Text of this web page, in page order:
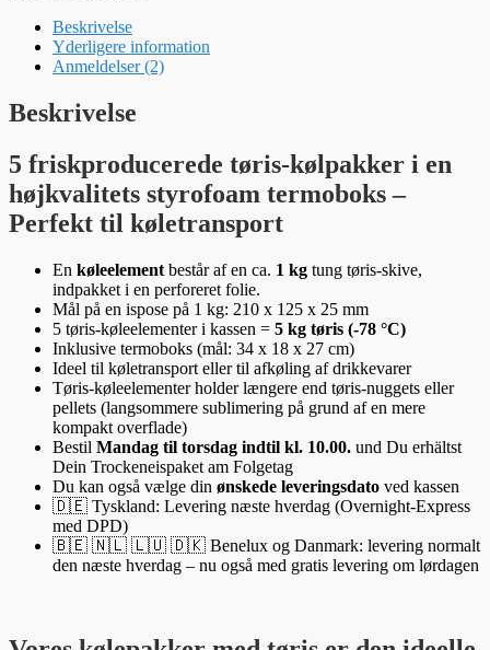
Beskrivelse
Yderligere information
Anmeldelser (2)
Beskrivelse
5 friskproducerede tøris-kølpakker i en
højkvalitets styrofoam termoboks –
Perfekt til køletransport
En køleelement består af en ca. 1 kg tung tøris-skive,
indpakket i en perforeret folie.
Mål på en ispose på 1 kg: 210 x 125 x 25 mm
5 tøris-køleelementer i kassen = 5 kg tøris (-78 °C)
Inklusive termoboks (mål: 34 x 18 x 27 cm)
Ideel til køletransport eller til afkøling af drikkevarer
Tøris-køleelementer holder længere end tøris-nuggets eller
pellets (langsommere sublimering på grund af en mere
kompakt overflade)
Bestil Mandag til torsdag indtil kl. 10.00. und Du erhältst
Dein Trockeneispaket am Folgetag
Du kan også vælge din ønskede leveringsdato ved kassen
🇩🇪 Tyskland: Levering næste hverdag (Overnight-Express
med DPD)
🇧🇪 🇳🇱 🇱🇺 🇩🇰 Benelux og Danmark: levering normalt
den næste hverdag – nu også med gratis levering om lørdagen